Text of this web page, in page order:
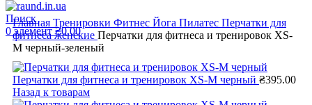
Поиск
0элемент ₴0.00
Главная Тренировки Фитнес Йога Пилатес Перчатки для
фитнеса женские Перчатки для фитнеса и тренировок XS-
M черный-зеленый
Перчатки для фитнеса и тренировок XS-M черный ₴395.00
Назад к товарам